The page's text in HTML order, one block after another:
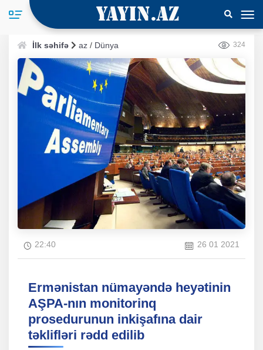
İlk səhifə az / Dünya 324
22:40 26 01 2021
Ermənistan nümayəndə heyətinin
AŞPA-nın monitorinq
prosedurunun inkişafına dair
təklifləri rədd edilib